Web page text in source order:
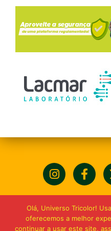
Olá, Universo Tricolor!
oferecemos a melhor
continuar a usar este site,